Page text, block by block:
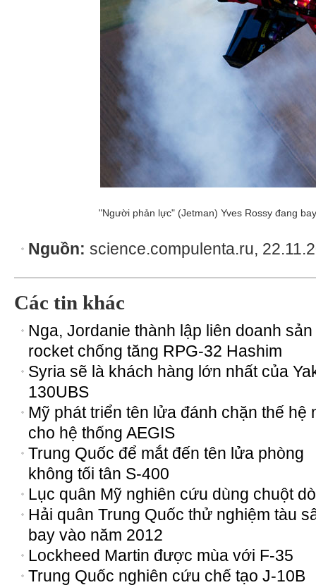
"Người phản lực" (Jetman) Yves Rossy đang
Nguồn: science.compulenta.ru,
Các tin khác
Nga, Jordanie thành lập liên doanh
rocket chống tăng RPG-32 Hashim
Syria sẽ là khách hàng lớn nhất của
130UBS
Mỹ phát triển tên lửa đánh chặn thế hệ
cho hệ thống AEGIS
Trung Quốc để mắt đến tên lửa phòng
không tối tân S-400
Lục quân Mỹ nghiên cứu dùng chuột
Hải quân Trung Quốc thử nghiệm tàu
bay vào năm 2012
Lockheed Martin được mùa với F-35
Trung Quốc nghiên cứu chế tạo J-10B